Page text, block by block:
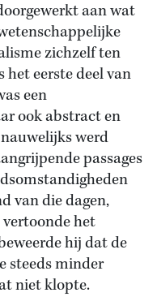
aan wat
zichzelf ten
het eerste deel van
een
ook abstract en
werd
passages
van die dagen,
het
hij dat de
steeds minder
niet klopte.